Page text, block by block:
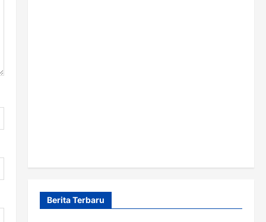
Berita Terbaru